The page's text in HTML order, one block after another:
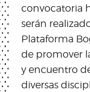
convocatoria
serán
Plataforma
de promover
y encuentro
diversas